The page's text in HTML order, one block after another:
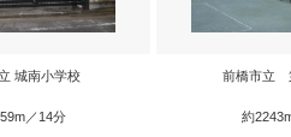
城南小学校
／14分
前橋市立
約